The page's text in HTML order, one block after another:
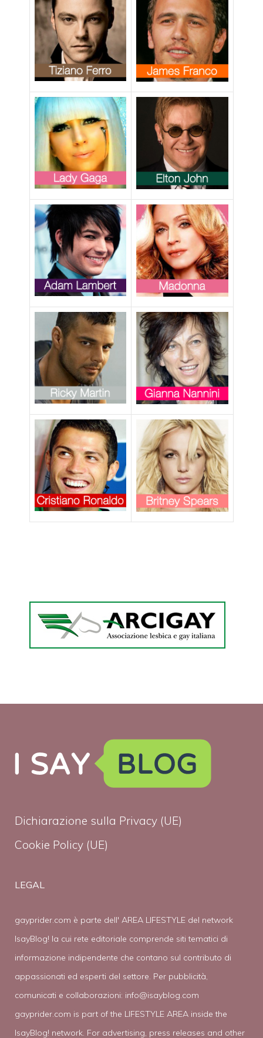
Dichiarazione sulla Privacy (UE)
Cookie Policy (UE)
LEGAL
gayprider.com è parte dell' AREA LIFESTYLE del network
IsayBlog! la cui rete editoriale comprende siti tematici di
informazione indipendente che contano sul contributo di
appassionati ed esperti del settore. Per pubblicità,
comunicati e collaborazioni: info@isayblog.com
gayprider.com is part of the LIFESTYLE AREA inside the
IsayBlog! network. For advertising, press releases and other